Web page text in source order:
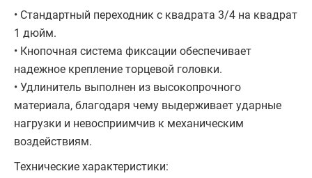
• Стандартный переходник с квадрата 3/4 на квадрат
1 дюйм.
• Кнопочная система фиксации обеспечивает
надежное крепление торцевой головки.
• Удлинитель выполнен из высокопрочного
материала, благодаря чему выдерживает ударные
нагрузки и невосприимчив к механическим
воздействиям.
Технические характеристики: